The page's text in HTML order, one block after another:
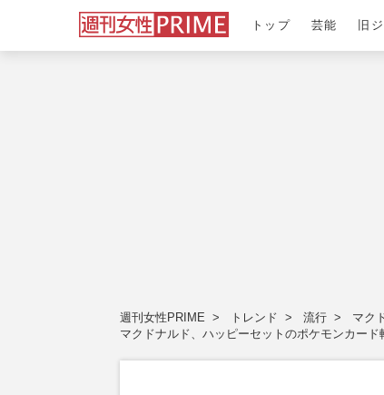
トップ 芸能 旧
週刊女性PRIME トレンド 流行
マク
マクドナルド、ハッピーセットのポケモンカード